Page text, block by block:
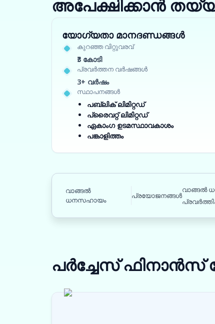
അപേക്ഷിക്കാൻ
യോഗ്യതാ മാനദണ്ഡങ്ങൾ
കുറഞ്ഞ വിറ്റുവരവ്
₹3 കോടി
പ്രവർത്തന വർഷങ്ങൾ
3+ വർഷം
സ്ഥാപനങ്ങൾ
പബ്ലിക് ലിമിറ്റഡ്
പ്രൈവറ്റ് ലിമിറ്റഡ്
ഏകാംഗ ഉടമസ്ഥാവകാശം
പങ്കാളിത്തം
വാങ്ങൽ
ധനസഹായം
പ്രയോജനങ്ങൾ
വാങ്ങൽ
പർച്ചേസ് ഫിനാൻസ്